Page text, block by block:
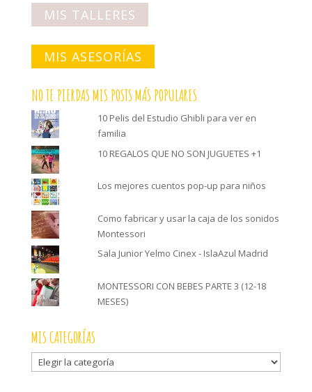
MIS TALLERES
MIS ASESORÍAS
NO TE PIERDAS MIS POSTS MÁS POPULARES
10 Pelis del Estudio Ghibli para ver en
familia
10 REGALOS QUE NO SON JUGUETES +1
Los mejores cuentos pop-up para niños
Como fabricar y usar la caja de los sonidos
Montessori
Sala Junior Yelmo Cinex - IslaAzul Madrid
MONTESSORI CON BEBES PARTE 3 (12-18
MESES)
MIS CATEGORÍAS
Mis
categorías